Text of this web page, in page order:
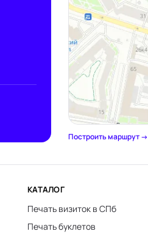
Построить маршрут →
КАТАЛОГ
Печать визиток в СПб
Печать буклетов